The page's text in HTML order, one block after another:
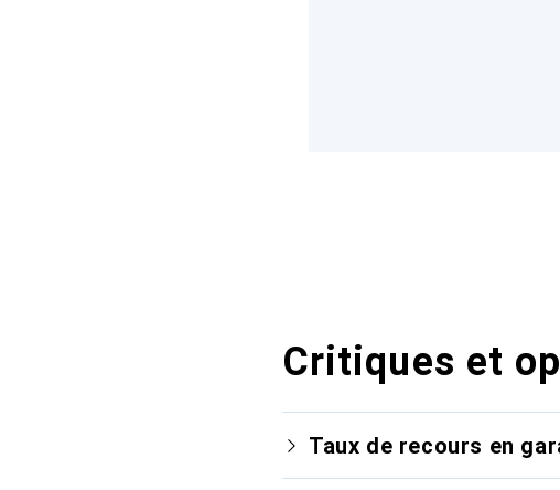
Critiques et
Taux de recours en